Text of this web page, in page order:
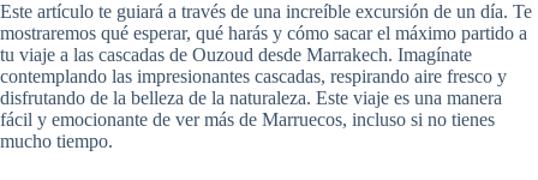
Este artículo te guiará a través de una increíble excursión de un día. Te
mostraremos qué esperar, qué harás y cómo sacar el máximo partido a
tu viaje a las cascadas de Ouzoud desde Marrakech. Imagínate
contemplando las impresionantes cascadas, respirando aire fresco y
disfrutando de la belleza de la naturaleza. Este viaje es una manera
fácil y emocionante de ver más de Marruecos, incluso si no tienes
mucho tiempo.